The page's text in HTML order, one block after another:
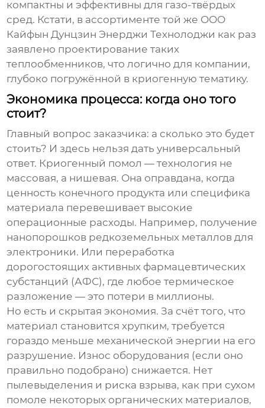
компактны и эффективны для газо-твёрдых
сред. Кстати, в ассортименте той же ООО
Кайфын Дунцзин Энерджи Технолоджи как раз
заявлено проектирование таких
теплообменников, что логично для компании,
глубоко погружённой в криогенную тематику.
Экономика процесса: когда оно того
стоит?
Главный вопрос заказчика: а сколько это будет
стоить? И здесь нельзя дать универсальный
ответ. Криогенный помол — технология не
массовая, а нишевая. Она оправдана, когда
ценность конечного продукта или специфика
материала перевешивает высокие
операционные расходы. Например, получение
нанопорошков редкоземельных металлов для
электроники. Или переработка
дорогостоящих активных фармацевтических
субстанций (АФС), где любое термическое
разложение — это потери в миллионы.
Но есть и скрытая экономия. За счёт того, что
материал становится хрупким, требуется
гораздо меньше механической энергии на его
разрушение. Износ оборудования (если оно
правильно подобрано) снижается. Нет
пылевыделения и риска взрыва, как при сухом
помоле некоторых органических материалов,